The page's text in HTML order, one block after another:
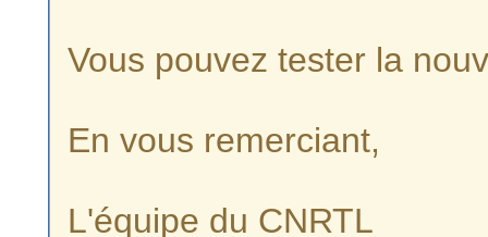
Vous pouvez tester la
En vous remerciant,
L'équipe du CNRTL